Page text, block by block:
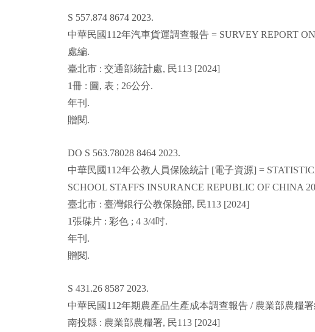
S 557.874 8674 2023.
中華民國 112年汽車貨運調查報告 = SURVEY REPORT
處編.
臺北市 : 交通部統計處, 民113 [2024]
1冊 : 圖 , 表 ; 26公分.
年刊 .
贈閱.
DO S 563.78028 8464 2023.
中華民國 112年公教人員保險統計 [電子資源] =
SCHOOL STAFFS INSURANCE REPUBLIC OF CHINA
臺北市 : 臺灣銀行公教保險部, 民113 [2024]
1張碟片 : 彩色 ; 4 3/4吋.
年刊 .
贈閱.
S 431.26 8587 2023.
中華民國 112年期農產品生產成本調查報告 / 農業部農糧
南投縣 : 農業部農糧署, 民113 [2024]